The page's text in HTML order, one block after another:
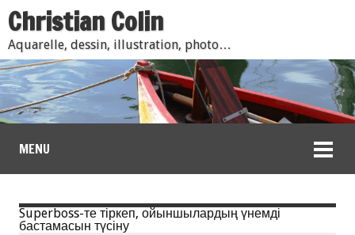
Christian Colin
Aquarelle, dessin, illustration, photo…
MENU
Superboss-те тіркеп, ойыншылардың үнемді
бастамасын түсіну